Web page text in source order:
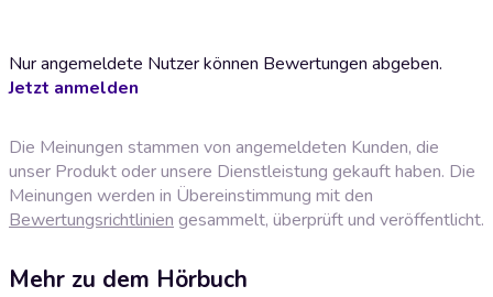
Nur angemeldete Nutzer können Bewertungen abgeben.
Jetzt anmelden
Die Meinungen stammen von angemeldeten Kunden, die
unser Produkt oder unsere Dienstleistung gekauft haben. Die
Meinungen werden in Übereinstimmung mit den
Bewertungsrichtlinien gesammelt, überprüft und veröffentlicht.
Mehr zu dem Hörbuch